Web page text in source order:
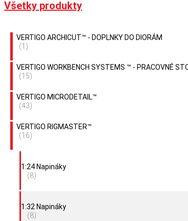
Všetky produkty
VERTIGO ARCHICUT™ - DOPLNKY DO DIORÁM
(1)
VERTIGO WORKBENCH SYSTEMS ™ - PRACOVNÉ
(15)
VERTIGO MICRODETAIL™
(43)
VERTIGO RIGMASTER™
(16)
1:24 Napináky
(8)
1:32 Napináky
(8)